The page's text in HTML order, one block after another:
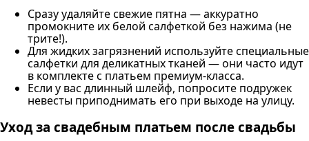
Сразу удаляйте свежие пятна — аккуратно
промокните их белой салфеткой без нажима (не
трите!).
Для жидких загрязнений используйте специальные
салфетки для деликатных тканей — они часто идут
в комплекте с платьем премиум-класса.
Если у вас длинный шлейф, попросите подружек
невесты приподнимать его при выходе на улицу.
Уход за свадебным платьем после свадьбы